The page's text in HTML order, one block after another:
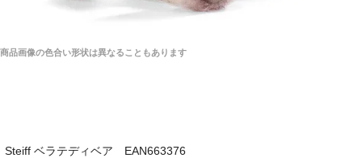
商品画像の色合い形状は異なることもあります
Steiff ベラテディベア EAN663376